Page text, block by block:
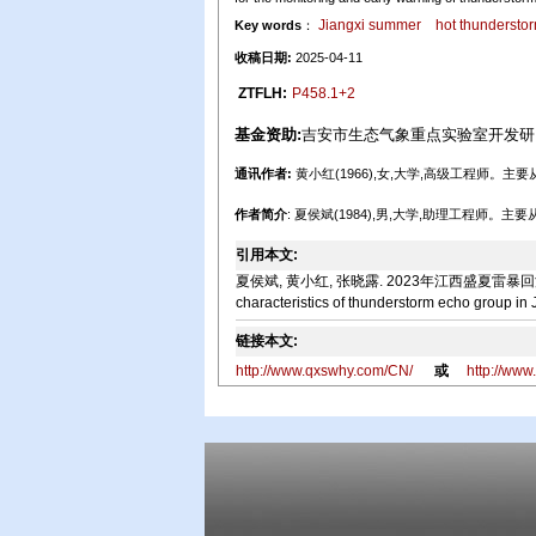
Key words： Jiangxi summer hot
收稿日期: 2025-04-11
ZTFLH: P458.1+2
基金资助:吉安市生态气象重点实验室开发
通讯作者: 黄小红(1966),女,大学,高级工程师。主
作者简介: 夏侯斌(1984),男,大学,助理工程师。主要
引用本文:
夏侯斌, 黄小红, 张晓露. 2023年江西盛夏雷暴
characteristics of thunderstorm echo group
链接本文:
http://www.qxswhy.com/CN/
或 http://